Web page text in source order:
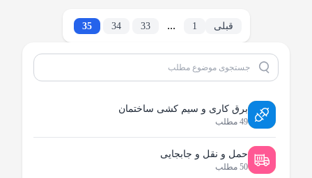
قبلی 1
...
33
34
35
برق کاری و سیم کشی ساختمان
49 مطلب
حمل و نقل و جابجایی
50 مطلب